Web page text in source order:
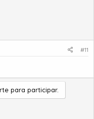
#11
para participar.